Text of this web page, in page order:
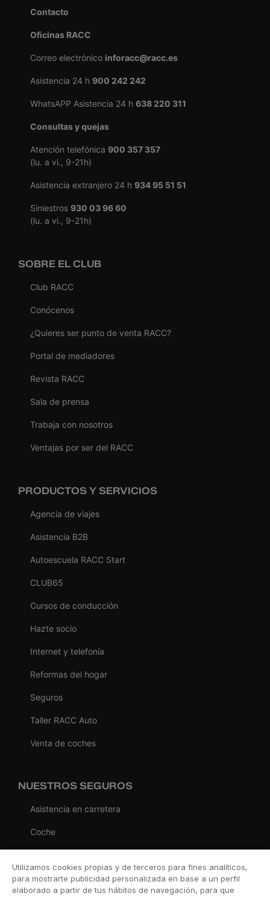
Contacto
Oficinas RACC
Correo electrónico inforacc@racc.es
Asistencia 24 h 900 242 242
WhatsAPP Asistencia 24 h 638 220 311
Consultas y quejas
Atención telefónica 900 357 357
(lu. a vi., 9-21h)
Asistencia extranjero 24 h 934 95 51 51
Siniestros 930 03 96 60
(lu. a vi., 9-21h)
SOBRE EL CLUB
Club RACC
Conócenos
¿Quieres ser punto de venta RACC?
Portal de mediadores
Revista RACC
Sala de prensa
Trabaja con nosotros
Ventajas por ser del RACC
PRODUCTOS Y SERVICIOS
Agencia de viajes
Asistencia B2B
Autoescuela RACC Start
CLUB65
Cursos de conducción
Hazte socio
Internet y telefonía
Reformas del hogar
Seguros
Taller RACC Auto
Venta de coches
NUESTROS SEGUROS
Asistencia en carretera
Coche
Viaje
Utilizamos cookies propias y de terceros para fines analíticos,
para mostrarte publicidad personalizada en base a un perfil
elaborado a partir de tus hábitos de navegación, para que